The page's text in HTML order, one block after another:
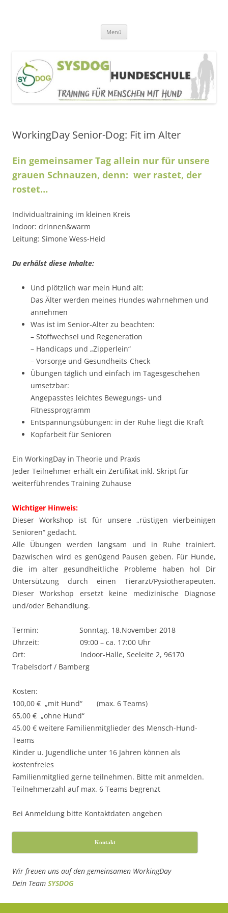
Menü
WorkingDay Senior-Dog: Fit im Alter
Ein gemeinsamer Tag allein nur für unsere
grauen Schnauzen, denn: wer rastet, der
rostet…
Individualtraining im kleinen Kreis
Indoor: drinnen&warm
Leitung: Simone Wess-Heid
Du erhälst diese Inhalte:
Und plötzlich war mein Hund alt:
Das Älter werden meines Hundes wahrnehmen und
annehmen
Was ist im Senior-Alter zu beachten:
– Stoffwechsel und Regeneration
– Handicaps und „Zipperlein“
– Vorsorge und Gesundheits-Check
Übungen täglich und einfach im Tagesgeschehen
umsetzbar:
Angepasstes leichtes Bewegungs- und
Fitnessprogramm
Entspannungsübungen: in der Ruhe liegt die Kraft
Kopfarbeit für Senioren
Ein WorkingDay in Theorie und Praxis
Jeder Teilnehmer erhält ein Zertifikat inkl. Skript für
weiterführendes Training Zuhause
Wichtiger Hinweis:
Dieser Workshop ist für unsere „rüstigen vierbeinigen
Senioren“ gedacht.
Alle Übungen werden langsam und in Ruhe trainiert.
Dazwischen wird es genügend Pausen geben. Für Hunde,
die im alter gesundheitliche Probleme haben hol Dir
Untersützung durch einen Tierarzt/Pysiotherapeuten.
Dieser Workshop ersetzt keine medizinische Diagnose
und/oder Behandlung.
Termin: Sonntag, 18.November 2018
Uhrzeit: 09:00 – ca. 17:00 Uhr
Ort: Indoor-Halle, Seeleite 2, 96170
Trabelsdorf / Bamberg
Kosten:
100,00 € „mit Hund“ (max. 6 Teams)
65,00 € „ohne Hund“
45,00 € weitere Familienmitglieder des Mensch-Hund-
Teams
Kinder u. Jugendliche unter 16 Jahren können als
kostenfreies
Familienmitglied gerne teilnehmen. Bitte mit anmelden.
Teilnehmerzahl auf max. 6 Teams begrenzt
Bei Anmeldung bitte Kontaktdaten angeben
Kontakt
Wir freuen uns auf den gemeinsamen WorkingDay
Dein Team SYSDOG